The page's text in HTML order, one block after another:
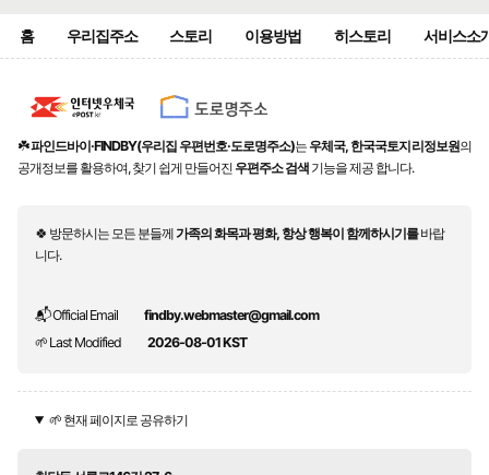
홈 우리집주소 스토리 이용방법 히스토리 서비스소
☘️파인드바이·FINDBY(우리집 우편번호·도로명주소)는 우체국, 한국국토지리정보원의
공개정보를 활용하여, 찾기 쉽게 만들어진 우편주소 검색 기능을 제공 합니다.
🍀 방문하시는 모든 분들께가족의 화목과 평화, 항상 행복이 함께하시기를바랍
니다.
📬 Official Email
findby.webmaster@gmail.com
🌱 Last Modified
2026-08-01 KST
🌱 현재 페이지로 공유하기